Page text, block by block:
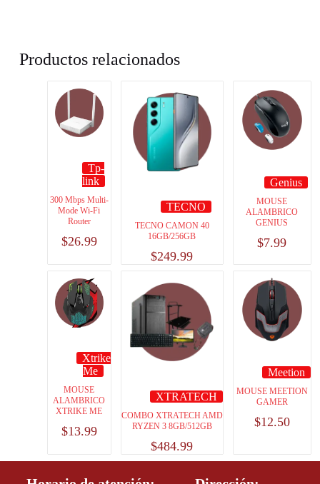
Productos relacionados
Tp-
link
300 Mbps Multi-
Mode Wi-Fi
Router
$26.99
TECNO
TECNO CAMON 40
16GB/256GB
$249.99
Genius
MOUSE
ALAMBRICO
GENIUS
$7.99
Xtrike
Me
MOUSE
ALAMBRICO
XTRIKE ME
$13.99
XTRATECH
COMBO XTRATECH AMD
RYZEN 3 8GB/512GB
$484.99
Meetion
MOUSE MEETION
GAMER
$12.50